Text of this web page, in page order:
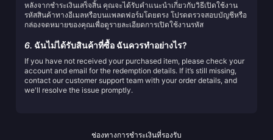
หลังจากชำระเงินเสร็จสิ้น คุณจะได้รับคำแนะนำเกี่ยวกับวิธีเปิดใช้งาน
รหัสสินค้าทางอีเมลหรือบนแพลตฟอร์มโดยตรง โปรดตรวจสอบบัญชีหรือ
กล่องจดหมายของคุณเพื่อดูรายละเอียดการเปิดใช้งานรหัส
6. ฉันไม่ได้รับสินค้าที่ซื้อ ฉันควรทำอย่างไร?
If you have not received your purchased item, please check your
account and email for the redemption details. If it’s still missing,
contact our customer support team with your order details, and
we'll resolve the issue promptly.
ช่องทางการชำระเงินที่รองรับ